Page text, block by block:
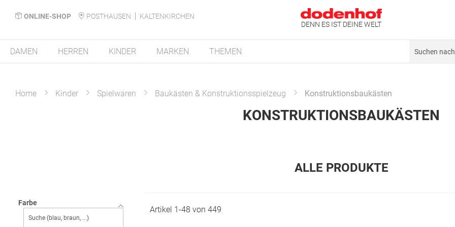
ONLINE-SHOP POSTHAUSEN
KALTENKIRCHEN
DENN ES IST DEINE WELT
DAMEN HERREN KINDER MARKEN THEMEN
Home Kinder Spielwaren Baukästen & Konstruktionsspielzeug Konstruktionsbaukästen
KONSTRUKTIONSBAUKÄSTEN
ALLE PRODUKTE
Farbe
Artikel 1-48 von 449